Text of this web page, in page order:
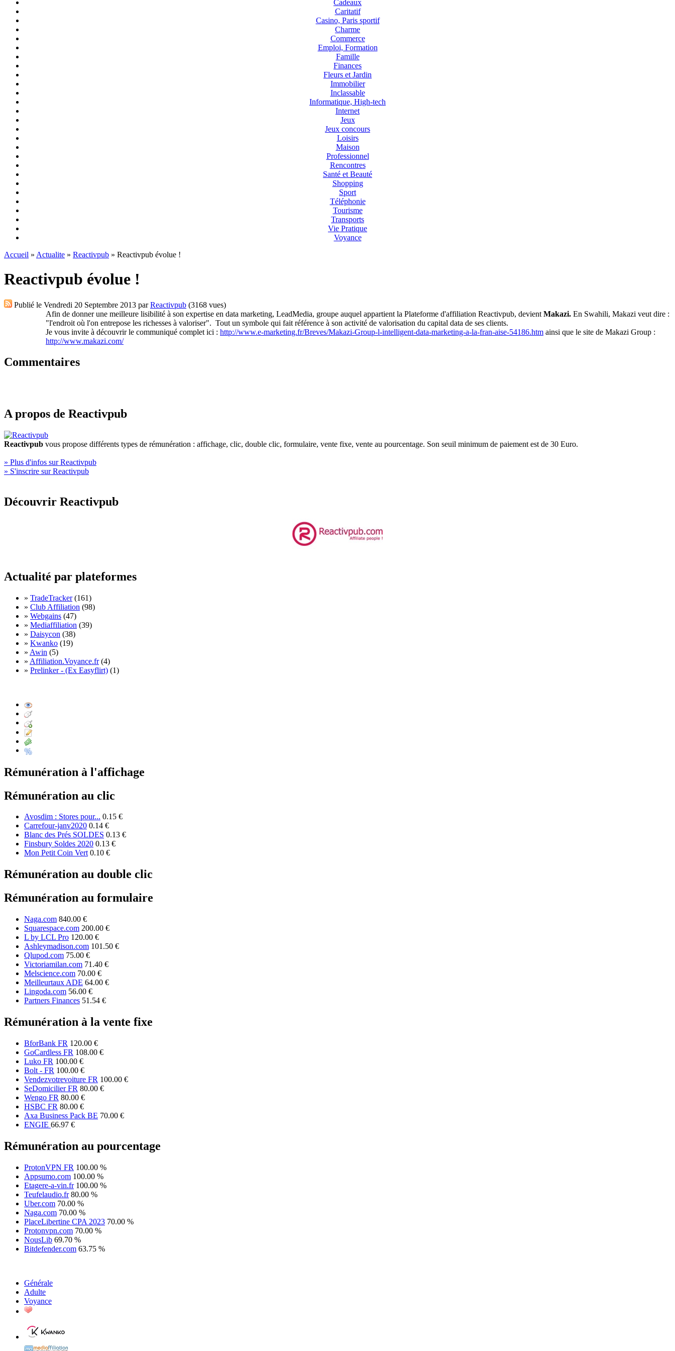
Cadeaux
Caritatif
Casino, Paris sportif
Charme
Commerce
Emploi, Formation
Famille
Finances
Fleurs et Jardin
Immobilier
Inclassable
Informatique, High-tech
Internet
Jeux
Jeux concours
Loisirs
Maison
Professionnel
Rencontres
Santé et Beauté
Shopping
Sport
Téléphonie
Tourisme
Transports
Vie Pratique
Voyance
Accueil » Actualite » Reactivpub » Reactivpub évolue !
Reactivpub évolue !
Publié le Vendredi 20 Septembre 2013 parReactivpub (3168 vues)
Afin de donner une meilleure lisibilité à son expertise en data marketing, LeadMedia, groupe auquel appartient la Plateforme d'affiliation Reactivpub, devient Makazi. En Swahili, Makazi veut dire :
"l'endroit où l'on entrepose les richesses à valoriser". Tout un symbole qui fait référence à son activité de valorisation du capital data de ses clients.
Je vous invite à découvrir le communiqué complet ici : http://www.e-marketing.fr/Breves/Makazi-Group-l-intelligent-data-marketing-a-la-fran-aise-54186.htm ainsi que le site de Makazi Group :
http://www.makazi.com/
Commentaires
A propos de Reactivpub
Reactivpub vous propose différents types de rémunération : affichage, clic, double clic, formulaire, vente fixe, vente au pourcentage. Son seuil minimum de paiement est de 30 Euro.
» Plus d'infos sur Reactivpub
» S'inscrire sur Reactivpub
Découvrir Reactivpub
Actualité par plateformes
» TradeTracker (161)
» Club Affiliation (98)
» Webgains (47)
» Mediaffiliation (39)
» Daisycon (38)
» Kwanko (19)
» Awin (5)
» Affiliation.Voyance.fr (4)
» Prelinker - (Ex Easyflirt) (1)
Rémunération à l'affichage
Rémunération au clic
Avosdim : Stores pour... 0.15 €
Carrefour-janv2020 0.14 €
Blanc des Prés SOLDES 0.13 €
Finsbury Soldes 2020 0.13 €
Mon Petit Coin Vert 0.10 €
Rémunération au double clic
Rémunération au formulaire
Naga.com 840.00 €
Squarespace.com 200.00 €
L by LCL Pro 120.00 €
Ashleymadison.com 101.50 €
Qlupod.com 75.00 €
Victoriamilan.com 71.40 €
Melscience.com 70.00 €
Meilleurtaux ADE 64.00 €
Lingoda.com 56.00 €
Partners Finances 51.54 €
Rémunération à la vente fixe
BforBank FR 120.00 €
GoCardless FR 108.00 €
Luko FR 100.00 €
Bolt - FR 100.00 €
Vendezvotrevoiture FR 100.00 €
SeDomicilier FR 80.00 €
Wengo FR 80.00 €
HSBC FR 80.00 €
Axa Business Pack BE 70.00 €
ENGIE 66.97 €
Rémunération au pourcentage
ProtonVPN FR 100.00 %
Appsumo.com 100.00 %
Etagere-a-vin.fr 100.00 %
Teufelaudio.fr 80.00 %
Uber.com 70.00 %
Naga.com 70.00 %
PlaceLibertine CPA 2023 70.00 %
Protonvpn.com 70.00 %
NousLib 69.70 %
Bitdefender.com 63.75 %
Générale
Adulte
Voyance